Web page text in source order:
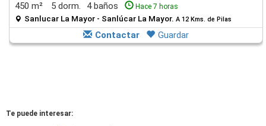
450 m² 5 dorm. 4 baños Hace 7 horas
Sanlucar La Mayor - Sanlúcar La Mayor. A 12 Kms. de Pilas
Contactar Guardar
Te puede interesar: